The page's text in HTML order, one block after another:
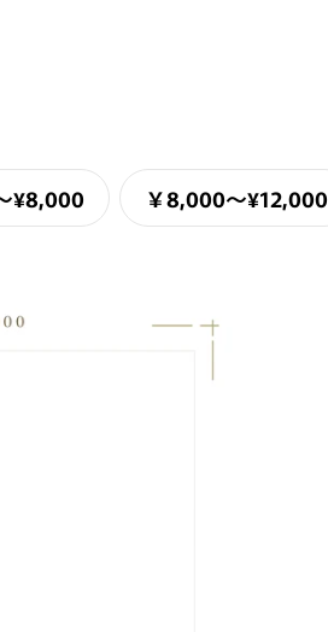
¥8,000 ￥8,000〜¥12,000